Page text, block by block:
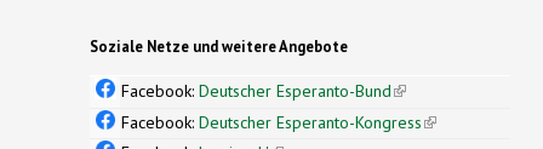
Soziale Netze und weitere Angebote
Facebook: Deutscher Esperanto-Bund(link is
external)
Facebook: Deutscher Esperanto-Kongress(link is